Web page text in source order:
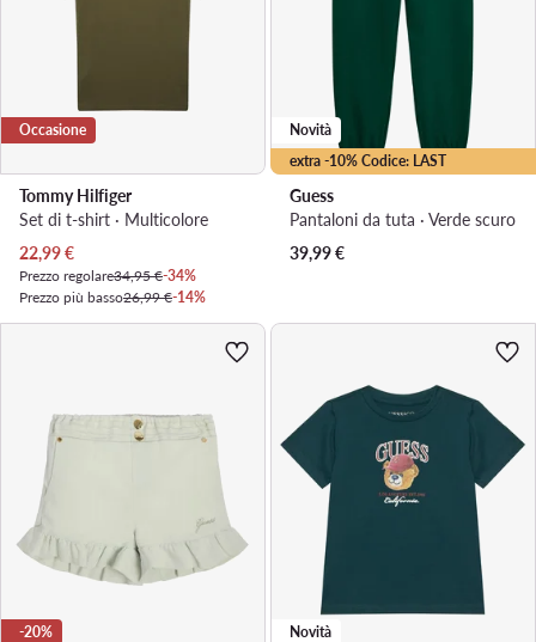
Occasione
Tommy Hilfiger
Set di t-shirt · Multicolore
Prezzo attuale
22,99€
Prezzo regolare34,95 €-34%
Prezzo più basso26,99 €-14%
extra -10% Codice: LAST
Novità
Guess
Pantaloni da tuta · Verde scuro
39,99€
-20% Novità